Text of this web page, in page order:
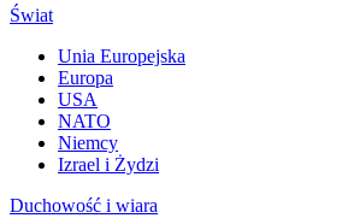
Świat
Unia Europejska
Europa
USA
NATO
Niemcy
Izrael i Żydzi
Duchowość i wiara